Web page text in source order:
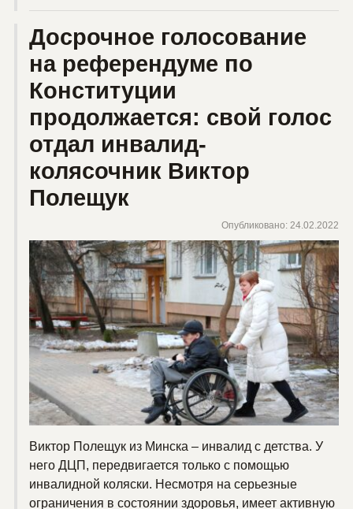
Досрочное голосование
на референдуме по
Конституции
продолжается: свой голос
отдал инвалид-
колясочник Виктор
Полещук
Опубликовано: 24.02.2022
Виктор Полещук из Минска – инвалид с детства. У
него ДЦП, передвигается только с помощью
инвалидной коляски. Несмотря на серьезные
ограничения в состоянии здоровья, имеет активную